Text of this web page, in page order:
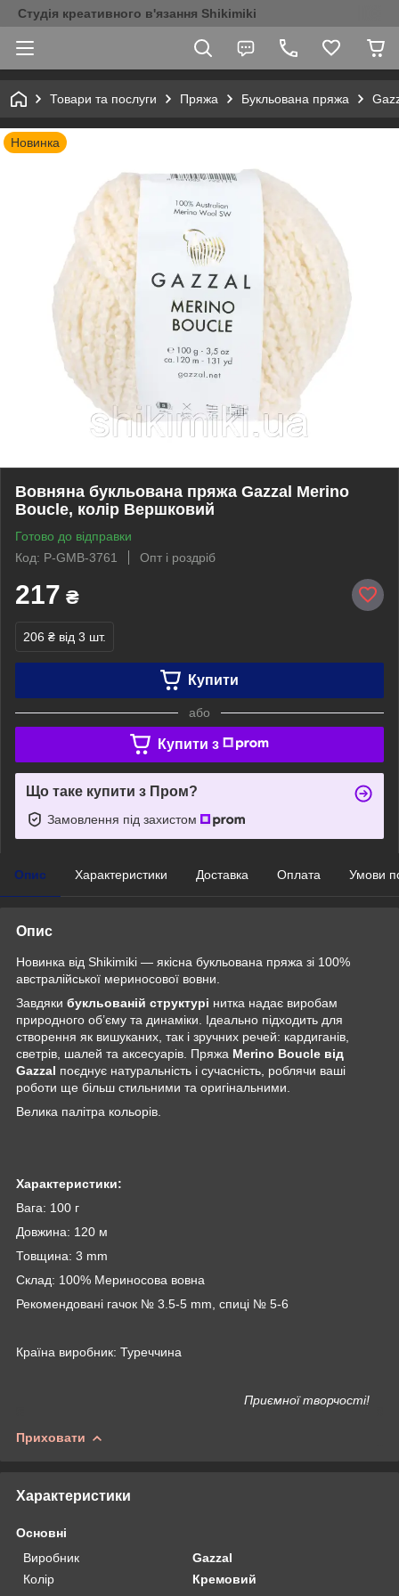
Студія креативного в'язання Shikimiki
Товари та послуги Пряжа Букльована пряжа
Новинка
Вовняна букльована пряжа Gazzal Merino
Boucle, колір Вершковий
Готово до відправки
Код: P-GMB-3761
Опт і роздріб
217 ₴
206 ₴ від 3 шт.
Купити
або
Купити з
Що таке купити з Пром?
Замовлення під захистом
Опис Характеристики Доставка Оплата Умови
Опис
Новинка від Shikimiki — якісна букльована пряжа зі 100%
австралійської мериносової вовни.
Завдяки букльованій структурі нитка надає виробам
природного об’єму та динаміки. Ідеально підходить для
створення як вишуканих, так і зручних речей: кардиганів,
светрів, шалей та аксесуарів. Пряжа Merino Boucle від
Gazzal поєднує натуральність і сучасність, роблячи ваші
роботи ще більш стильними та оригінальними.
Велика палітра кольорів.
Характеристики:
Вага: 100 г
Довжина: 120 м
Товщина: 3 mm
Склад: 100% Мериносова вовна
Рекомендовані гачок № 3.5-5 mm, спиці № 5-6
Країна виробник: Туреччина
Приємної творчості!
Приховати
Характеристики
Основні
Виробник
Gazzal
Колір
Кремовий